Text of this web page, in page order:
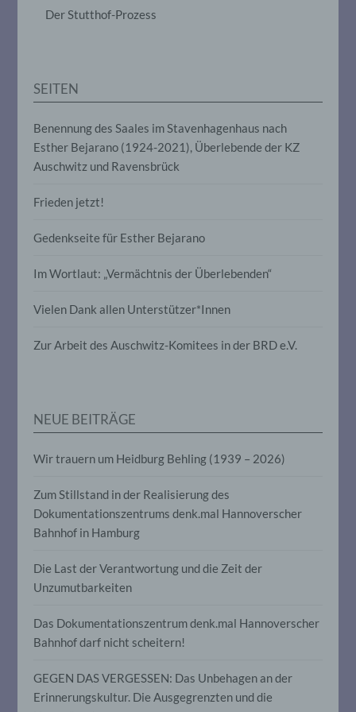
Der Stutthof-Prozess
SEITEN
Benennung des Saales im Stavenhagenhaus nach
Esther Bejarano (1924-2021), Überlebende der KZ
Auschwitz und Ravensbrück
Frieden jetzt!
Gedenkseite für Esther Bejarano
Im Wortlaut: „Vermächtnis der Überlebenden“
Vielen Dank allen Unterstützer*Innen
Zur Arbeit des Auschwitz-Komitees in der BRD e.V.
NEUE BEITRÄGE
Wir trauern um Heidburg Behling (1939 – 2026)
Zum Stillstand in der Realisierung des
Dokumentationszentrums denk.mal Hannoverscher
Bahnhof in Hamburg
Die Last der Verantwortung und die Zeit der
Unzumutbarkeiten
Das Dokumentationszentrum denk.mal Hannoverscher
Bahnhof darf nicht scheitern!
GEGEN DAS VERGESSEN: Das Unbehagen an der
Erinnerungskultur. Die Ausgegrenzten und die
Anpassung oder Veränderung, das
Löschen oder die Vernichtung.
d) Einschränkung der Verarbeitung
Markierung gespeicherter
ihre künftige Verarbeitung einzuschränken.
e) Profiling
die darin besteht, dass diese
insbesondere, um Aspekte bezüglich
Arbeitsleistung, wirtschaftlicher Lage,
Interessen, Zuverlässigkeit, Verhalten,
natürlichen Person zu analysieren oder
Pseudonymisierung ist die Verarbeitung
auf welche die personenbezogenen Daten
ohne Hinzuziehung zusätzlicher
Informationen nicht mehr einer
zugeordnet werden können, sofern diese
zusätzlichen Informationen gesondert
aufbewahrt werden und technischen und